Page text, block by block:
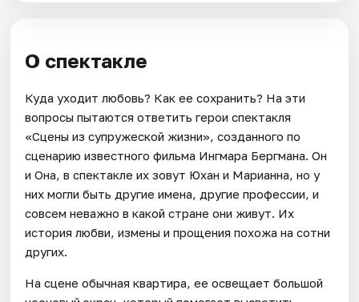
О спектакле
Куда уходит любовь? Как ее сохранить? На эти
вопросы пытаются ответить герои спектакля
«Сцены из супружеской жизни», созданного по
сценарию известного фильма Ингмара Бергмана. Он
и Она, в спектакле их зовут Юхан и Марианна, но у
них могли быть другие имена, другие профессии, и
совсем неважно в какой стране они живут. Их
история любви, измены и прощения похожа на сотни
других.
На сцене обычная квартира, ее освещает большой